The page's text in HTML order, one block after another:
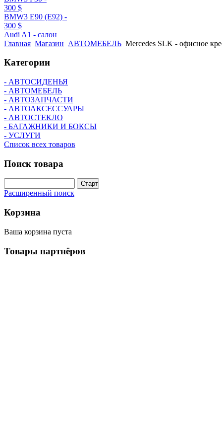
300 $
BMW3 E90 (E92) -
300 $
Audi A1 - салон
Главная Магазин АВТОМЕБЕЛЬ Mercedes SLK - офисное
Категории
- АВТОСИДЕНЬЯ
- АВТОМЕБЕЛЬ
- АВТОЗАПЧАСТИ
- АВТОАКСЕССУАРЫ
- АВТОСТЕКЛО
- БАГАЖНИКИ И БОКСЫ
- УСЛУГИ
Список всех товаров
Поиск товара
Расширенный поиск
Корзина
Ваша корзина пуста
Товары партнёров